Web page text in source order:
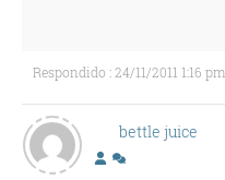
Respondido : 24/11/2011 1:16 pm
bettle juice